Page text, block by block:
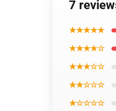
7
★★★★★
★★★★☆
★★★☆☆
★★☆☆☆
★☆☆☆☆